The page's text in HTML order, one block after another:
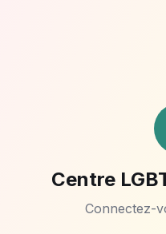
Centre
Connectez-